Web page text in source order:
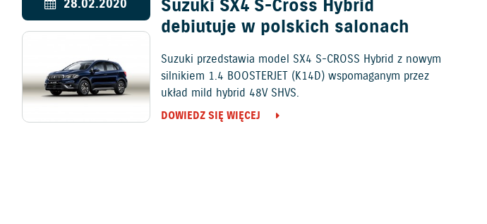
28.02.2020
Suzuki SX4 S-Cross Hybrid
debiutuje w polskich salonach
Suzuki przedstawia model SX4 S-CROSS Hybrid z nowym
silnikiem 1.4 BOOSTERJET (K14D) wspomaganym przez
układ mild hybrid 48V SHVS.
DOWIEDZ SIĘ WIĘCEJ